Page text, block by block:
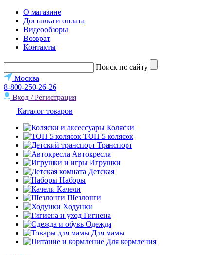
О магазине
Доставка и оплата
Видеообзоры
Возврат
Контакты
Поиск по сайту
Москва
8-800-250-26-26
Вход / Регистрация
Каталог товаров
Коляски
ТОП 5 колясок
Транспорт
Автокресла
Игрушки
Детская
Наборы
Качели
Шезлонги
Ходунки
Гигиена
Одежда
Для мамы
Для кормления